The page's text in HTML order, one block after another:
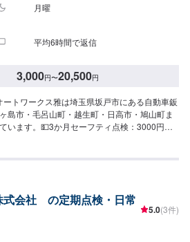
月曜
平均6時間で返信
3,000円〜20,500円
トワークス雅は埼玉県坂戸市にある自動車鈑
島市・毛呂山町・越生町・日高市・鳩山町ま
います。💵3か月セーフティ点検：3000円💵
可を受けた認証工場となっておりますのでキ
もお待ちしております。
式会社 の定期点検・日常
5.0(3件)